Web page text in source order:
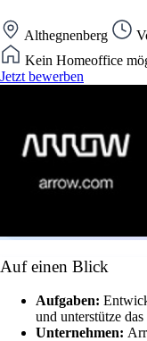
Althegnenberg
Kein Homeoffice
Jetzt bewerben
Auf einen Blick
Aufgaben:
und unterstütze
Unternehmen: